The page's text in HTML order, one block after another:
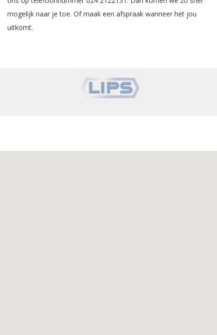
mogelijk naar je toe. Of maak een afspraak wanneer het jou
uitkomt.